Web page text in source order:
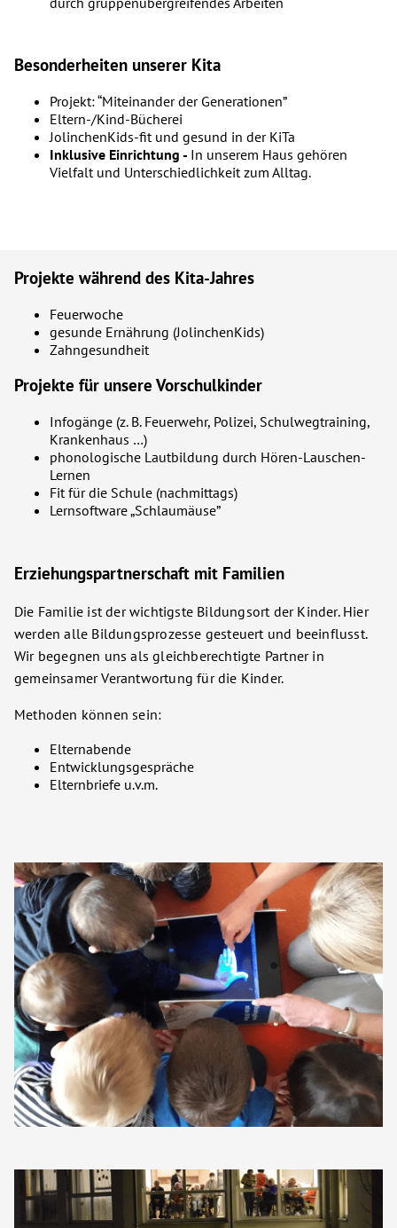
Besonderheiten unserer Kita
Projekt: “Miteinander der Generationen”
Eltern-/Kind-Bücherei
JolinchenKids-fit und gesund in der KiTa
Inklusive Einrichtung - In unserem Haus gehören
Vielfalt und Unterschiedlichkeit zum Alltag.
Projekte während des Kita-Jahres
Feuerwoche
gesunde Ernährung (JolinchenKids)
Zahngesundheit
Projekte für unsere Vorschulkinder
Infogänge (z. B. Feuerwehr, Polizei, Schulwegtraining,
Krankenhaus …)
phonologische Lautbildung durch Hören-Lauschen-
Lernen
Fit für die Schule (nachmittags)
Lernsoftware „Schlaumäuse”
Erziehungspartnerschaft mit Familien
Die Familie ist der wichtigste Bildungsort der Kinder. Hier
werden alle Bildungsprozesse gesteuert und beeinflusst.
Wir begegnen uns als gleichberechtigte Partner in
gemeinsamer Verantwortung für die Kinder.
Methoden können sein:
Elternabende
Entwicklungsgespräche
Elternbriefe u.v.m.